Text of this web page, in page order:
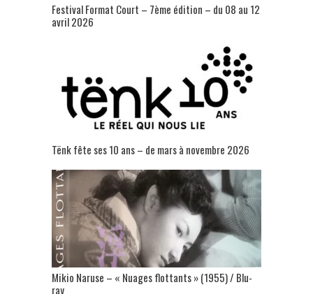
Festival Format Court – 7ème édition – du 08 au 12
avril 2026
Tënk fête ses 10 ans – de mars à novembre 2026
Mikio Naruse – « Nuages flottants » (1955) / Blu-
ray